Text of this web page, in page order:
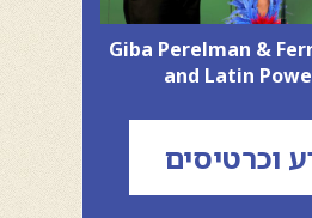
Giba Perelman &
and Latin
וכרטיסים